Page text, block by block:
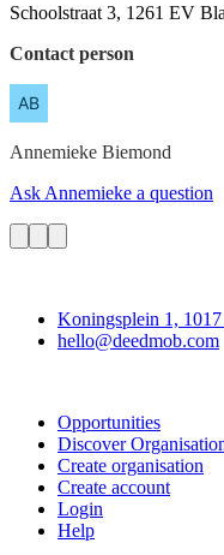
Schoolstraat 3, 1261 EV
Contact person
Annemieke Biemond
Ask Annemieke a question
Koningsplein 1,
hello@deedmob.com
Opportunities
Discover
Create organisation
Create account
Login
Help